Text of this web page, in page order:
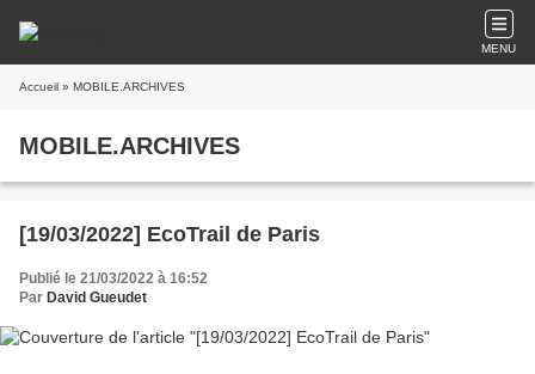
MENU
Accueil » MOBILE.ARCHIVES
MOBILE.ARCHIVES
[19/03/2022] EcoTrail de Paris
Publié le 21/03/2022 à 16:52
Par David Gueudet